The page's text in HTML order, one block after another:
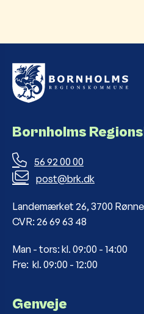
Bornholms
56 92 00 00
post@brk.dk
Landemærket 26, 3700 Rønne
CVR: 26 69 63 48
Man - tors: kl. 09:00 - 14:00
Fre: kl. 09:00 - 12:00
Genveje